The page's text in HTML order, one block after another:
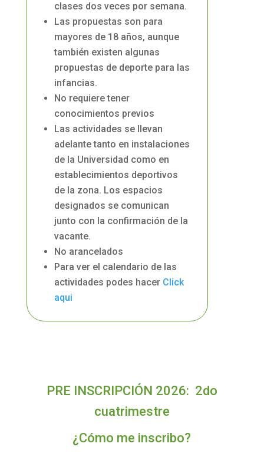
clases dos veces por semana.
Las propuestas son para
mayores de 18 años, aunque
también existen algunas
propuestas de deporte para las
infancias.
No requiere tener
conocimientos previos
Las actividades se llevan
adelante tanto en instalaciones
de la Universidad como en
establecimientos deportivos
de la zona. Los espacios
designados se comunican
junto con la confirmación de la
vacante.
No arancelados
Para ver el calendario de las
actividades podes hacer Click
aqui
PRE INSCRIPCIÓN 2026: 2do
cuatrimestre
¿Cómo me inscribo?